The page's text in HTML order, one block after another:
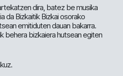
dira, batez be musika
da Bizkaitik Bizkai osorako
emitiduten dauan bakarra.
behera bizkaiera hutsean egiten